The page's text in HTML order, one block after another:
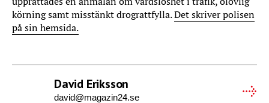
körning samt misstänkt drograttfylla.Det skriver polisen
på sin hemsida.
David Eriksson
david@magazin24.se